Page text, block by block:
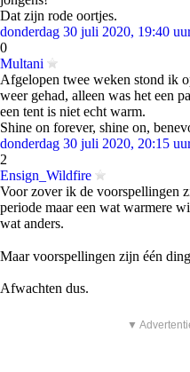
Dat zijn rode oortjes.
donderdag 30 juli 2020, 19:40
0
Multani
Afgelopen twee weken stond ik
weer gehad, alleen was het een
een tent is niet echt warm.
Shine on forever, shine on,
donderdag 30 juli 2020, 20:15
2
Ensign_Wildfire
Voor zover ik de voorspellingen
periode maar een wat warmere
wat anders.
Maar voorspellingen zijn één
Afwachten dus.
▼